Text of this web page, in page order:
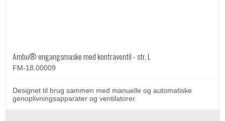
Ambu® engangsmaske med kontraventil - str. L
FM-18.00009
Designet til brug sammen med manuelle og automatiske
genoplivningsapparater og ventilatorer.